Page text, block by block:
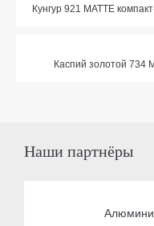
Кунгур 921 МАТТЕ
Каспий золотой 734
Наши партнёры